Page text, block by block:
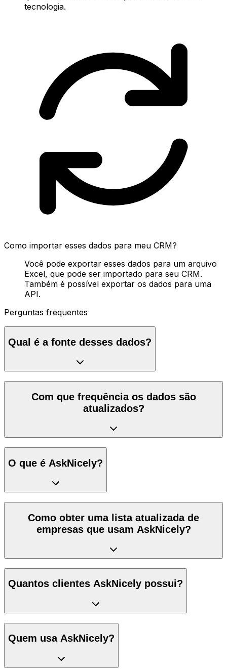
tecnologia.
Como importar esses dados para meu CRM?
Você pode exportar esses dados para um arquivo
Excel, que pode ser importado para seu CRM.
Também é possível exportar os dados para uma
API.
Perguntas frequentes
Qual é a fonte desses dados?
Com que frequência os dados são
atualizados?
O que é AskNicely?
Como obter uma lista atualizada de
empresas que usam AskNicely?
Quantos clientes AskNicely possui?
Quem usa AskNicely?